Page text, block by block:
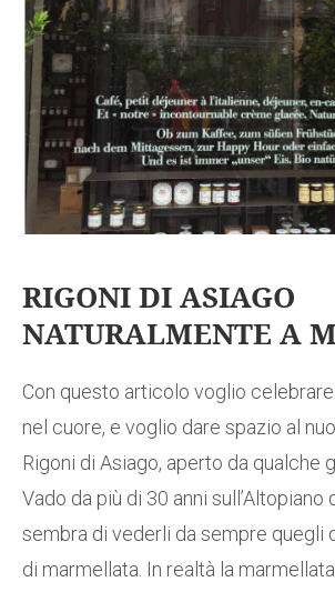
RIGONI DI ASIAGO
NATURALMENTE A
Con questo articolo voglio
nel cuore, e voglio dare spazio al
Rigoni di Asiago, aperto da qualche
Vado da più di 30 anni sull’Altopiano
sembra di vederli da sempre quegli
di marmellata. In realtà la